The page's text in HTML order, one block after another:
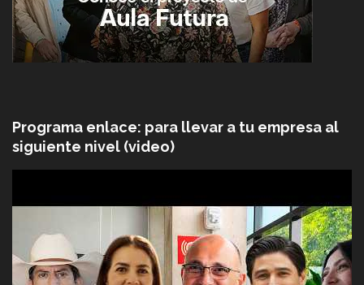
Programa enlace: para llevar a tu empresa al
siguiente nivel (video)